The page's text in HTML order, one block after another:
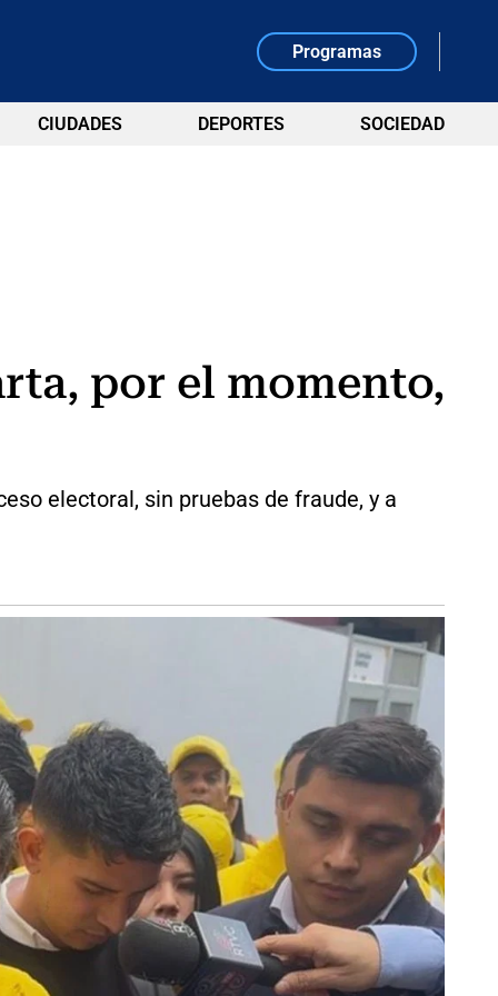
Programas
CIUDADES DEPORTES SOCIEDAD
por el momento,
electoral, sin pruebas de fraude, y a